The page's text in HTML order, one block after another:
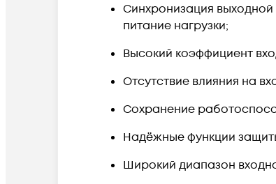
Синхронизация
питание нагрузки;
Высокий коэффициент
Отсутствие влияния на
Сохранение
Надёжные функции
Широкий диапазон